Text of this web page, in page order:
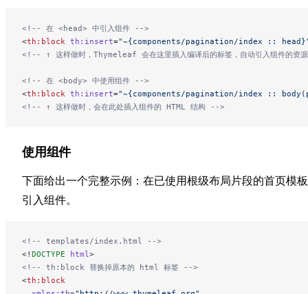
<!-- 在 <head> 中引入组件 -->
<th:block th:insert="~{components/pagination/index ::
<!-- ↑ 这样做时，Thymeleaf 会在这里插入编译后的标签，自动引入组件的资
<!-- 在 <body> 中使用组件 -->
<th:block th:insert="~{components/pagination/index ::
<!-- ↑ 这样做时，会在此处插入组件的 HTML 结构 -->
使用组件
下面给出一个完整示例：在已使用根级布局片段的首页模
引入组件。
<!-- templates/index.html -->
<! DOCTYPE html >
<!-- th:block 替换掉原本的 html 标签 -->
<th:block